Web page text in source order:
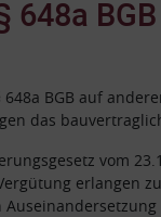
648a BGB
BGB auf
das
vom
erlangen